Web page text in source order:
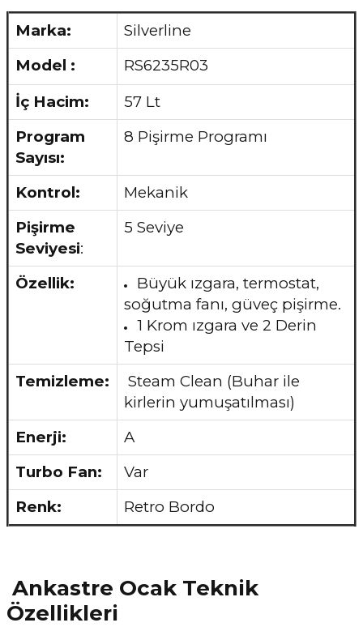
Marka:
Silverline
Model :
RS6235R03
İç Hacim:
57 Lt
Program
Sayısı:
8 Pişirme Programı
Kontrol:
Mekanik
Pişirme
Seviyesi:
5 Seviye
Özellik:
Büyük ızgara, termostat,
soğutma fanı, güveç pişirme.
1 Krom ızgara ve 2 Derin
Tepsi
Temizleme:
Steam Clean (Buhar ile
kirlerin yumuşatılması)
Enerji:
A
Turbo Fan:
Var
Renk:
Retro Bordo
Ankastre Ocak Teknik
Özellikleri